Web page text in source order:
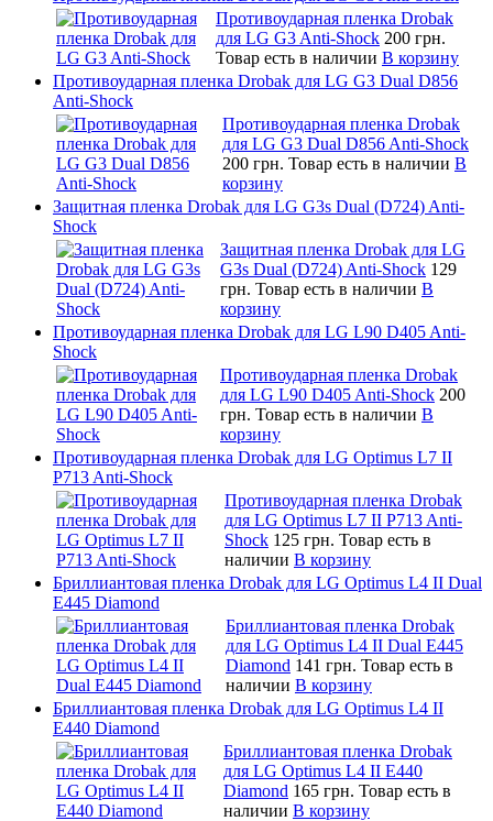
Противоударная пленка Drobak
для LG G3 Anti-Shock 200 грн.
Товар есть в наличии В корзину
Противоударная пленка Drobak для LG G3 Dual D856
Anti-Shock
Противоударная пленка Drobak
для LG G3 Dual D856 Anti-Shock
200 грн. Товар есть в наличии В
корзину
Защитная пленка Drobak для LG G3s Dual (D724) Anti-
Shock
Защитная пленка Drobak для LG
G3s Dual (D724) Anti-Shock 129
грн. Товар есть в наличии В
корзину
Противоударная пленка Drobak для LG L90 D405 Anti-
Shock
Противоударная пленка Drobak
для LG L90 D405 Anti-Shock 200
грн. Товар есть в наличии В
корзину
Противоударная пленка Drobak для LG Optimus L7 II
P713 Anti-Shock
Противоударная пленка Drobak
для LG Optimus L7 II P713 Anti-
Shock 125 грн. Товар есть в
наличии В корзину
Бриллиантовая пленка Drobak для LG Optimus L4 II Dual
E445 Diamond
Бриллиантовая пленка Drobak
для LG Optimus L4 II Dual E445
Diamond 141 грн. Товар есть в
наличии В корзину
Бриллиантовая пленка Drobak для LG Optimus L4 II
E440 Diamond
Бриллиантовая пленка Drobak
для LG Optimus L4 II E440
Diamond 165 грн. Товар есть в
наличии В корзину